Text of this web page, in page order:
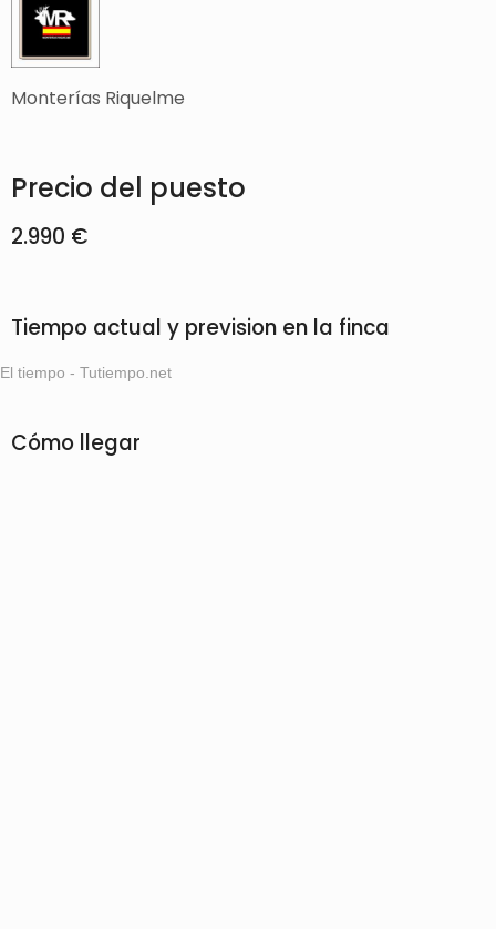
Monterías Riquelme
Precio del puesto
2.990 €
Tiempo actual y prevision en la finca
El tiempo - Tutiempo.net
Cómo llegar